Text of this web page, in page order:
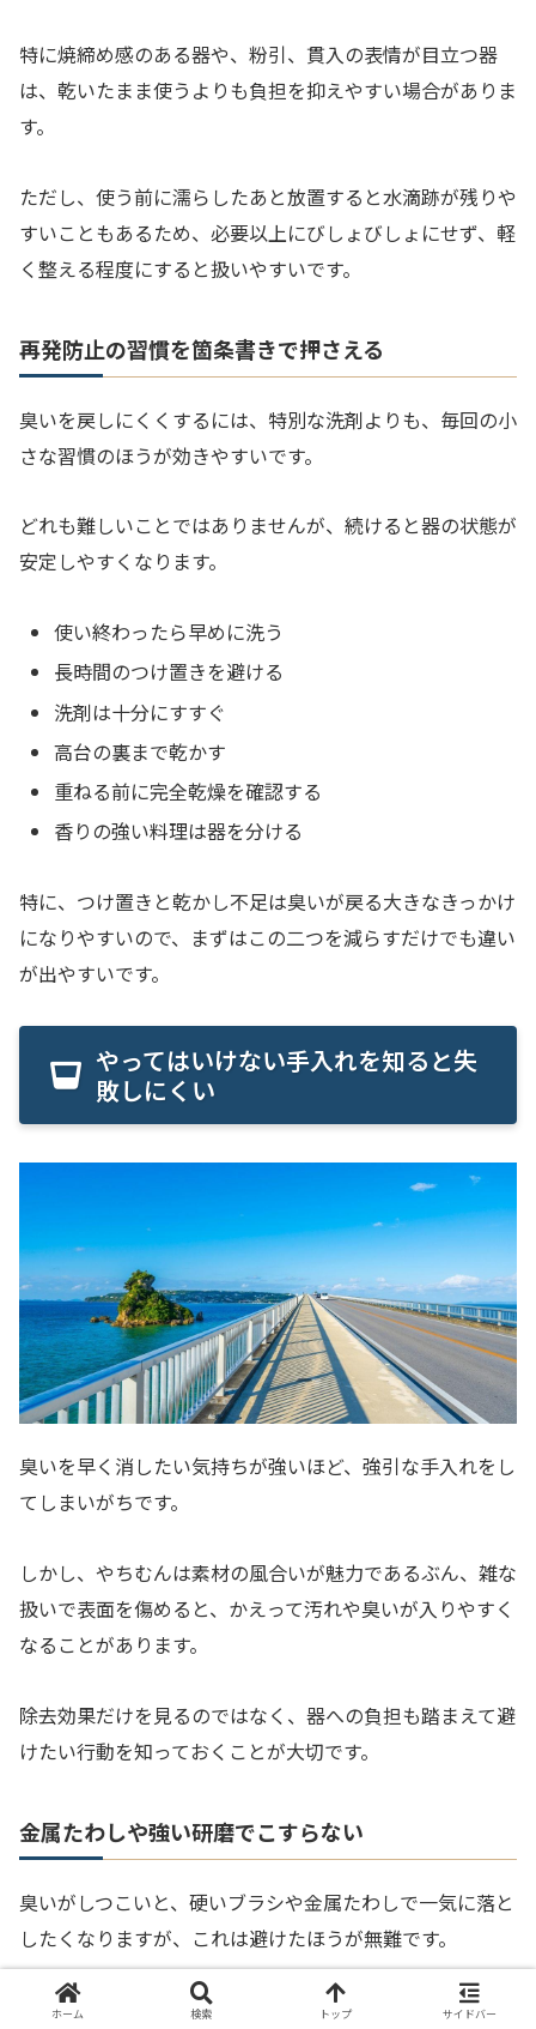
特に焼締め感のある器や、粉引、貫入の表情が目立つ器
は、乾いたまま使うよりも負担を抑えやすい場合がありま
す。
ただし、使う前に濡らしたあと放置すると水滴跡が残りや
すいこともあるため、必要以上にびしょびしょにせず、軽
く整える程度にすると扱いやすいです。
再発防止の習慣を箇条書きで押さえる
臭いを戻しにくくするには、特別な洗剤よりも、毎回の小
さな習慣のほうが効きやすいです。
どれも難しいことではありませんが、続けると器の状態が
安定しやすくなります。
使い終わったら早めに洗う
長時間のつけ置きを避ける
洗剤は十分にすすぐ
高台の裏まで乾かす
重ねる前に完全乾燥を確認する
香りの強い料理は器を分ける
特に、つけ置きと乾かし不足は臭いが戻る大きなきっかけ
になりやすいので、まずはこの二つを減らすだけでも違い
が出やすいです。
やってはいけない手入れを知ると失
敗しにくい
臭いを早く消したい気持ちが強いほど、強引な手入れをし
てしまいがちです。
しかし、やちむんは素材の風合いが魅力であるぶん、雑な
扱いで表面を傷めると、かえって汚れや臭いが入りやすく
なることがあります。
除去効果だけを見るのではなく、器への負担も踏まえて避
けたい行動を知っておくことが大切です。
金属たわしや強い研磨でこすらない
臭いがしつこいと、硬いブラシや金属たわしで一気に落と
したくなりますが、これは避けたほうが無難です。
やちむんの表面に細かな傷がつくと、その後の汚れや臭い
ホーム 検索 トップ サイドバー